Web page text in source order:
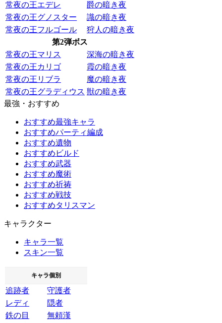
常夜の王エデレ
爵の暗き夜
常夜の王グノスター
識の暗き夜
常夜の王フルゴール
狩人の暗き夜
第2弾ボス
常夜の王マリス
深海の暗き夜
常夜の王カリゴ
霞の暗き夜
常夜の王リブラ
魔の暗き夜
常夜の王グラディウス 獣の暗き夜
最強・おすすめ
おすすめ最強キャラ
おすすめパーティ編成
おすすめ遺物
おすすめビルド
おすすめ武器
おすすめ魔術
おすすめ祈祷
おすすめ戦技
おすすめタリスマン
キャラクター
キャラ一覧
スキン一覧
キャラ個別
追跡者
守護者
レディ
隠者
鉄の目
無頼漢